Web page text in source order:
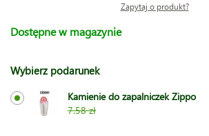
Zapytaj o produkt?
Dostępne w magazynie
Wybierz podarunek
Kamienie do zapalniczek Zippo
7.58 zł